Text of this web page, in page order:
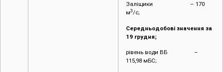
Заліщики – 170
м3/с;
Середньодобові значення за
1 9 грудня;
рівень води ВБ –
115,98 мБС;